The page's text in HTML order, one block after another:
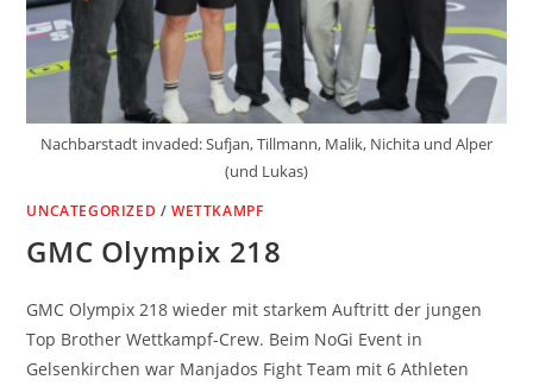
Nachbarstadt invaded: Sufjan, Tillmann, Malik, Nichita und Alper
(und Lukas)
UNCATEGORIZED /WETTKAMPF
GMC Olympix 218
GMC Olympix 218 wieder mit starkem Auftritt der jungen
Top Brother Wettkampf-Crew. Beim NoGi Event in
Gelsenkirchen war Manjados Fight Team mit 6 Athleten